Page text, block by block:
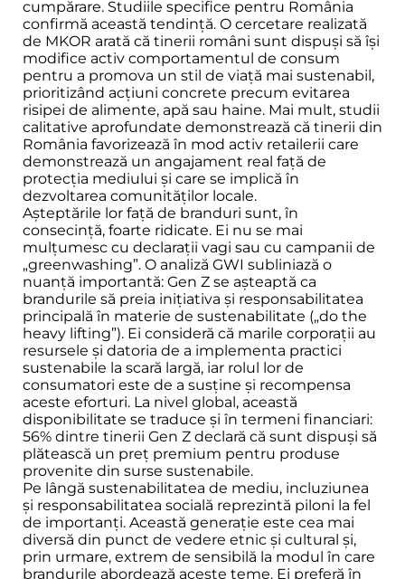
cumpărare. Studiile specifice pentru România
confirmă această tendință. O cercetare realizată
de MKOR arată că tinerii români sunt dispuși să își
modifice activ comportamentul de consum
pentru a promova un stil de viață mai sustenabil,
prioritizând acțiuni concrete precum evitarea
risipei de alimente, apă sau haine. Mai mult, studii
calitative aprofundate demonstrează că tinerii din
România favorizează în mod activ retailerii care
demonstrează un angajament real față de
protecția mediului și care se implică în
dezvoltarea comunităților locale.
Așteptările lor față de branduri sunt, în
consecință, foarte ridicate. Ei nu se mai
mulțumesc cu declarații vagi sau cu campanii de
„greenwashing”. O analiză GWI subliniază o
nuanță importantă: Gen Z se așteaptă ca
brandurile să preia inițiativa și responsabilitatea
principală în materie de sustenabilitate („do the
heavy lifting”). Ei consideră că marile corporații au
resursele și datoria de a implementa practici
sustenabile la scară largă, iar rolul lor de
consumatori este de a susține și recompensa
aceste eforturi. La nivel global, această
disponibilitate se traduce și în termeni financiari:
56% dintre tinerii Gen Z declară că sunt dispuși să
plătească un preț premium pentru produse
provenite din surse sustenabile.
Pe lângă sustenabilitatea de mediu, incluziunea
și responsabilitatea socială reprezintă piloni la fel
de importanți. Această generație este cea mai
diversă din punct de vedere etnic și cultural și,
prin urmare, extrem de sensibilă la modul în care
brandurile abordează aceste teme. Ei preferă în